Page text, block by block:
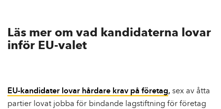
Läs mer om vad kandidaterna lovar
inför EU-valet
EU-kandidater lovar hårdare krav på företag, sex av åtta
partier lovat jobba för bindande lagstiftning för företag